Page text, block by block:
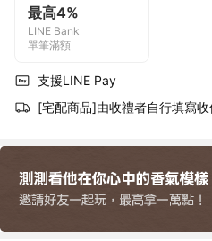
最高4%
LINE Bank
單筆滿額
支援LINE Pay
[宅配商品]由收禮者自行填寫收